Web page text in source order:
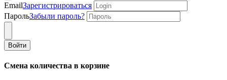
EmailЗарегистрироваться
ПарольЗабыли пароль?
Войти
Смена количества в корзине